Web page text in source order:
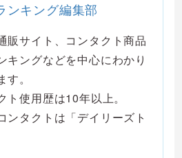
ンキング編集部
販サイト、コンタクト商品
キングなどを中心にわかり
。
使用歴は10年以上。
ンタクトは「デイリーズト